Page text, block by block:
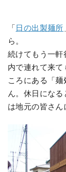
「日の出製麺所
ら。
続けてもう一
内で連れて来
ころにある「
ん。休日にな
は地元の皆さん